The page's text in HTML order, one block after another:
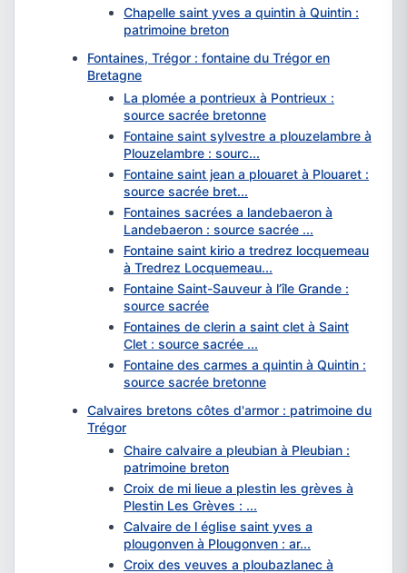
Chapelle saint yves a quintin à Quintin :
patrimoine breton
Fontaines, Trégor : fontaine du Trégor en
Bretagne
La plomée a pontrieux à Pontrieux :
source sacrée bretonne
Fontaine saint sylvestre a plouzelambre à
Plouzelambre : sourc...
Fontaine saint jean a plouaret à Plouaret :
source sacrée bret...
Fontaines sacrées a landebaeron à
Landebaeron : source sacrée ...
Fontaine saint kirio a tredrez locquemeau
à Tredrez Locquemeau...
Fontaine Saint-Sauveur à l’île Grande :
source sacrée
Fontaines de clerin a saint clet à Saint
Clet : source sacrée ...
Fontaine des carmes a quintin à Quintin :
source sacrée bretonne
Calvaires bretons côtes d'armor : patrimoine du
Trégor
Chaire calvaire a pleubian à Pleubian :
patrimoine breton
Croix de mi lieue a plestin les grèves à
Plestin Les Grèves : ...
Calvaire de l église saint yves a
plougonven à Plougonven : ar...
Croix des veuves a ploubazlanec à